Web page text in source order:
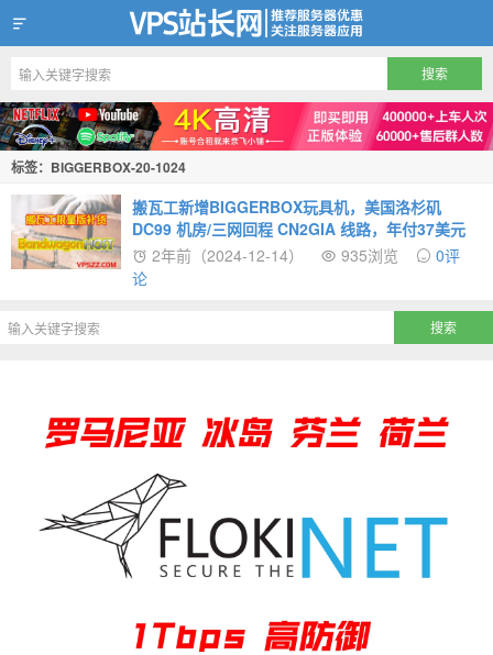
VPS站长网
标签：BIGGERBOX-20-1024
搬瓦工新增BIGGERBOX玩具机，美国洛杉矶
DC99 机房/三网回程 CN2GIA 线路，年付37美元
2年前（2024-12-14）
935浏览
0评
论